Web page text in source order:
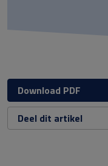
Download PDF
Deel dit artikel